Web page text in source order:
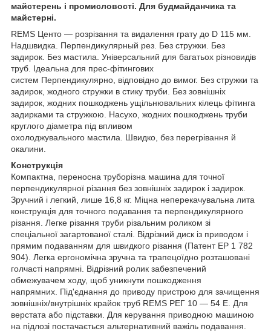
майстерень і промисловості. Для будмайданчика та
майстерні.
REMS Центо — розрізання та видалення грату до D 115 мм.
Надшвидка. Перпендикулярный рез. Без стружки. Без
задирок. Без мастила. Універсальний для багатьох різновидів
труб. Ідеальна для прес-фітингових
систем Перпендикулярно, відповідно до вимог. Без стружки та
задирок, жодного стружки в стику труби. Без зовнішніх
задирок, жодних пошкоджень ущільнювальних кілець фітинга
задирками та стружкою. Насухо, жодних пошкоджень труби
круглого діаметра під впливом
охолоджувального мастила. Швидко, без перегрівання й
окалини.
Конструкція
Компактна, переносна труборізна машина для точної
перпендикулярної різання без зовнішніх задирок і задирок.
Зручний і легкий, лише 16,8 кг. Міцна неперекачувальна лита
конструкція для точного подавання та перпендикулярного
різання. Легке різання труби різальним роликом зі
спеціальної загартованої сталі. Відрізний диск із приводом і
прямим подаванням для швидкого різання (Патент EP 1 782
904). Легка ергономічна зручна та трапецоїдно розташовані
голчасті напрямні. Відрізний ролик забезпечений
обмежувачем ходу, щоб уникнути пошкодження
напрямних. Під'єднання до приводу пристрою для зачищення
зовнішніх/внутрішніх крайок труб REMS РЕГ 10 — 54 E. Для
верстата або підставки. Для керування приводною машиною
на підлозі постачається альтернативний важіль подавання.